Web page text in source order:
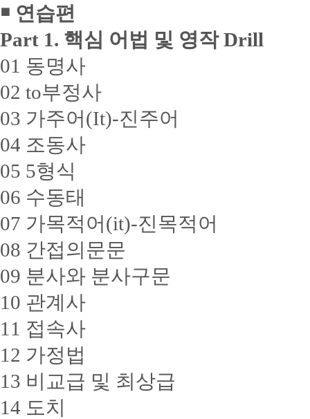
￭ 연습편
Part 1. 핵심 어법 및 영작 Drill
01 동명사
02 to부정사
03 가주어(It)-진주어
04 조동사
05 5형식
06 수동태
07 가목적어(it)-진목적어
08 간접의문문
09 분사와 분사구문
10 관계사
11 접속사
12 가정법
13 비교급 및 최상급
14 도치